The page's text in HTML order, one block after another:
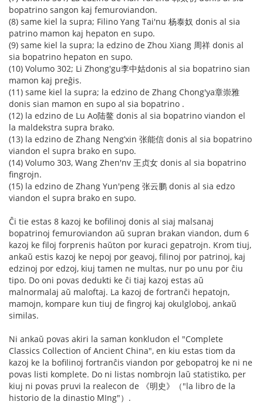
bopatrino sangon kaj femuroviandon.
(8) same kiel la supra; Filino Yang Tai'nu 杨泰奴 donis al sia
patrino mamon kaj hepaton en supo.
(9) same kiel la supra; la edzino de Zhou Xiang 周祥 donis al
sia bopatrino hepaton en supo.
(10) Volumo 302; Li Zhong'gu李中姑donis al sia bopatrino sian
mamon kaj preĝis.
(11) same kiel la supra; la edzino de Zhang Chong'ya章崇雅
donis sian mamon en supo al sia bopatrino .
(12) la edzino de Lu Ao陆鳌 donis al sia bopatrino viandon el
la maldekstra supra brako.
(13) la edzino de Zhang Neng’xin 张能信 donis al sia bopatrino
viandon el supra brako en supo.
(14) Volumo 303, Wang Zhen'nv 王贞女 donis al sia bopatrino
fingrojn.
(15) la edzino de Zhang Yun'peng 张云鹏 donis al sia edzo
viandon el supra brako en supo.
Ĉi tie estas 8 kazoj ke bofilinoj donis al siaj malsanaj
bopatrinoj femuroviandon aŭ supran brakan viandon, dum 6
kazoj ke filoj forprenis haŭton por kuraci gepatrojn. Krom tiuj,
ankaŭ estis kazoj ke nepoj por geavoj, filinoj por patrinoj, kaj
edzinoj por edzoj, kiuj tamen ne multas, nur po unu por ĉiu
tipo. Do oni povas dedukti ke ĉi tiaj kazoj estas aŭ
malnormalaj aŭ maloftaj. La kazoj de fortranĉi hepatojn,
mamojn, kompare kun tiuj de fingroj kaj okulgloboj, ankaŭ
similas.
Ni ankaŭ povas akiri la saman konkludon el "Complete
Classics Collection of Ancient China", en kiu estas tiom da
kazoj ke la bofilinoj fortranĉis viandon por gebopatroj ke ni ne
povas listi komplete. Do ni listas nombrojn laŭ statistiko, per
kiuj ni povas pruvi la realecon de 《明史》（"la libro de la
historio de la dinastio MIng"）.